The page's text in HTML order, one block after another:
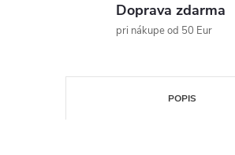
Doprava zdarma
pri nákupe od 50 Eur
POPIS